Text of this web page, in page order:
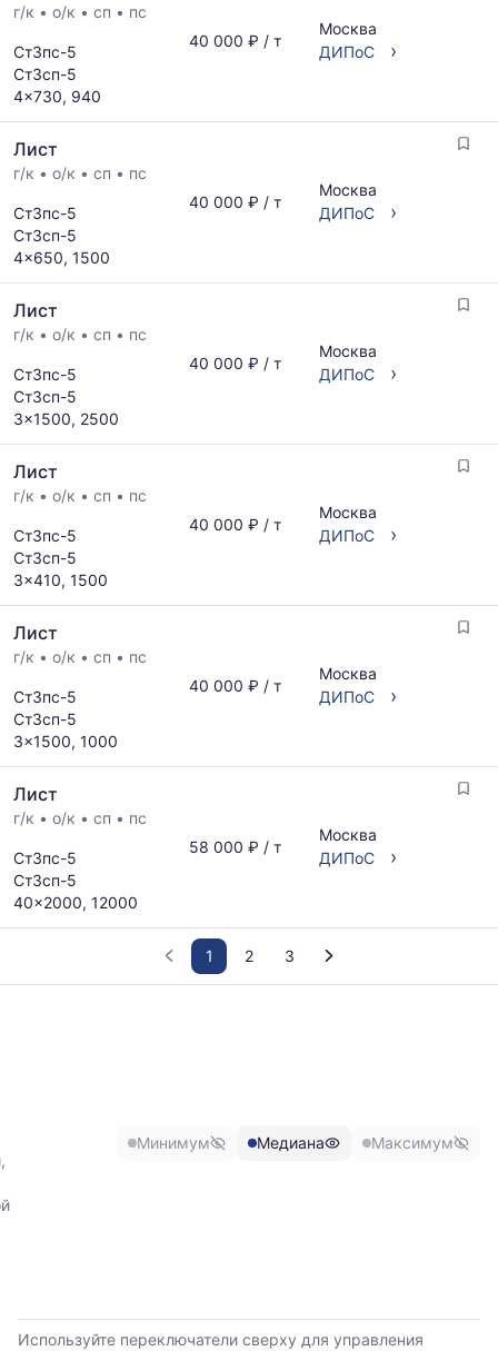
г/к • о/к • сп • пс
Ст3пс-5
Ст3сп-5
4x730, 940
40 000 ₽ / т
Москва
ДИПоС
›
Лист
г/к • о/к • сп • пс
Ст3пс-5
Ст3сп-5
4x650, 1500
40 000 ₽ / т
Москва
ДИПоС
›
Лист
г/к • о/к • сп • пс
Ст3пс-5
Ст3сп-5
3x1500, 2500
40 000 ₽ / т
Москва
ДИПоС
›
Лист
г/к • о/к • сп • пс
Ст3пс-5
Ст3сп-5
3x410, 1500
40 000 ₽ / т
Москва
ДИПоС
›
Лист
г/к • о/к • сп • пс
Ст3пс-5
Ст3сп-5
3x1500, 1000
40 000 ₽ / т
Москва
ДИПоС
›
Лист
г/к • о/к • сп • пс
Ст3пс-5
Ст3сп-5
40x2000, 12000
58 000 ₽ / т
Москва
ДИПоС
›
1 2 3
максимальной
последние
6
Минимум Медиана Максимум
Используйте переключатели сверху для управления